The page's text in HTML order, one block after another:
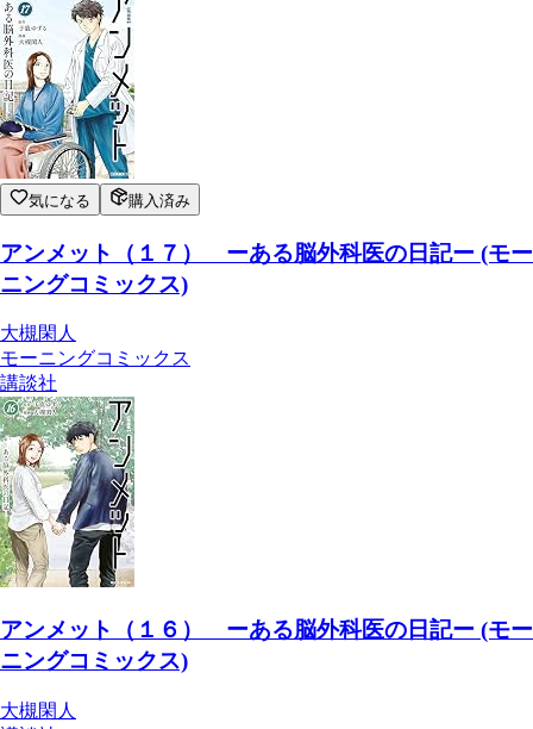
気になる 購入済み
アンメット（１７） ーある脳外科医の日記ー (モー
ニングコミックス)
大槻閑人
モーニングコミックス
講談社
アンメット（１６） ーある脳外科医の日記ー (モー
ニングコミックス)
大槻閑人